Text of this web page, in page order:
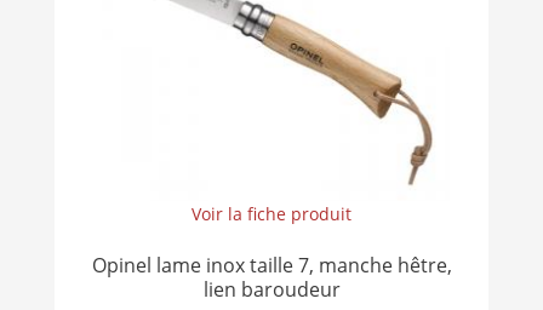
Voir la fiche produit
Opinel lame inox taille 7, manche hêtre,
lien baroudeur